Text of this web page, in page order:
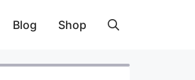
Blog Shop